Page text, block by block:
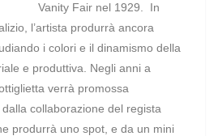
Vanity Fair nel 1929.
In
l’artista produrrà ancora
i colori e il dinamismo della
e produttiva. Negli anni a
verrà promossa
collaborazione del regista
produrrà uno spot, e da un mini